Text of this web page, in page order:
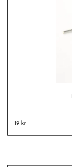
19 kr